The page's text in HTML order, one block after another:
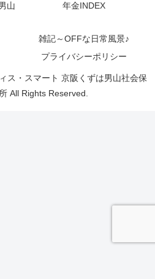
山
年金INDEX
雑記～OFFな日常風景♪
プライバシーポリシー
ス・スマート 京阪くずは男山社会保
All Rights Reserved.